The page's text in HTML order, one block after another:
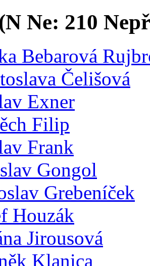
N Ne: 210
Bebarová
Čelišová
Exner
Filip
Frank
Gongol
Grebeníček
Houzák
Jirousová
Klanica